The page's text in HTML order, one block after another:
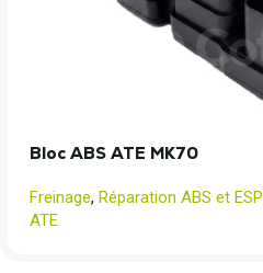
Bloc ABS ATE MK70
Freinage, Réparation ABS et ESP
ATE